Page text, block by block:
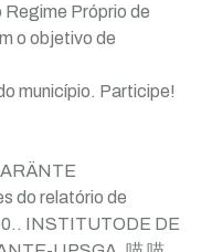
Próprio de
o objetivo de
município. Participe!